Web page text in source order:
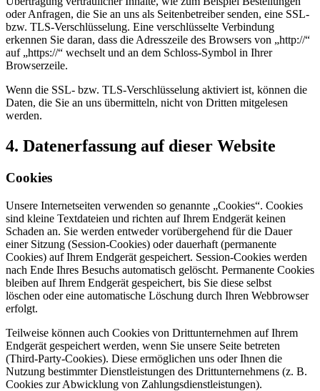
oder Anfragen, die Sie an uns als Seitenbetreiber senden, eine SSL-
bzw. TLS-Verschlüsselung. Eine verschlüsselte Verbindung
erkennen Sie daran, dass die Adresszeile des Browsers von „http://“
auf „https://“ wechselt und an dem Schloss-Symbol in Ihrer
Browserzeile.
Wenn die SSL- bzw. TLS-Verschlüsselung aktiviert ist, können die
Daten, die Sie an uns übermitteln, nicht von Dritten mitgelesen
werden.
4. Datenerfassung auf dieser Website
Cookies
Unsere Internetseiten verwenden so genannte „Cookies“. Cookies
sind kleine Textdateien und richten auf Ihrem Endgerät keinen
Schaden an. Sie werden entweder vorübergehend für die Dauer
einer Sitzung (Session-Cookies) oder dauerhaft (permanente
Cookies) auf Ihrem Endgerät gespeichert. Session-Cookies werden
nach Ende Ihres Besuchs automatisch gelöscht. Permanente Cookies
bleiben auf Ihrem Endgerät gespeichert, bis Sie diese selbst
löschen oder eine automatische Löschung durch Ihren Webbrowser
erfolgt.
Teilweise können auch Cookies von Drittunternehmen auf Ihrem
Endgerät gespeichert werden, wenn Sie unsere Seite betreten
(Third-Party-Cookies). Diese ermöglichen uns oder Ihnen die
Nutzung bestimmter Dienstleistungen des Drittunternehmens (z. B.
Cookies zur Abwicklung von Zahlungsdienstleistungen).